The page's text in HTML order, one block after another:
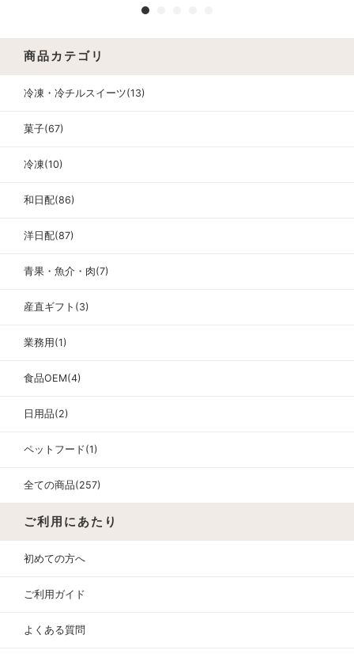
商品カテゴリ
冷凍・冷チルスイーツ(13)
菓子(67)
冷凍(10)
和日配(86)
洋日配(87)
青果・魚介・肉(7)
産直ギフト(3)
業務用(1)
食品OEM(4)
日用品(2)
ペットフード(1)
全ての商品(257)
ご利用にあたり
初めての方へ
ご利用ガイド
よくある質問